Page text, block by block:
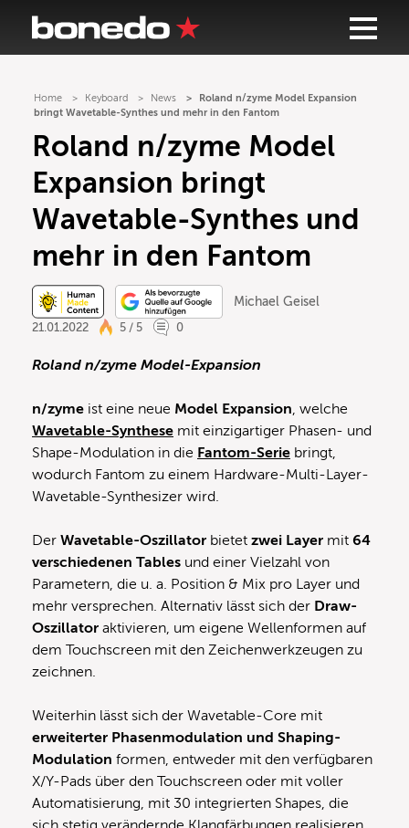
Home Keyboard News
Roland n/zyme Model Expansion
bringt Wavetable-Synthes und mehr in den Fantom
Roland n/zyme Model
Expansion bringt
Wavetable-Synthes und
mehr in den Fantom
Michael Geisel
21.01.2022
5 / 5 0
Roland n/zyme Model-Expansion
n/zyme ist eine neue Model Expansion, welche
Wavetable-Synthese mit einzigartiger Phasen- und
Shape-Modulation in die Fantom-Serie bringt,
wodurch Fantom zu einem Hardware-Multi-Layer-
Wavetable-Synthesizer wird.
Der Wavetable-Oszillator bietet zwei Layer mit 64
verschiedenen Tables und einer Vielzahl von
Parametern, die u. a. Position & Mix pro Layer und
mehr versprechen. Alternativ lässt sich der Draw-
Oszillator aktivieren, um eigene Wellenformen auf
dem Touchscreen mit den Zeichenwerkzeugen zu
zeichnen.
Weiterhin lässt sich der Wavetable-Core mit
erweiterter Phasenmodulation und Shaping-
Modulation formen, entweder mit den verfügbaren
X/Y-Pads über den Touchscreen oder mit voller
Automatisierung, mit 30 integrierten Shapes, die